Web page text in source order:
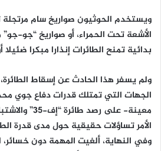
ويستخدم الحوثيون صواريخ سام
الأشعة تحت الحمراء، أو صواريخ “جو-
بدائية تمنح الطائرات إنذارا مبكرا ضئيلا
ولم يسفر هذا الحادث عن إسقاط الطائرة،
الجهات التي تمتلك قدرات دفاع جوي
معينة- على رصد
الأمر تساؤلات حقيقية حول مدى قدرة
وفي النهاية، ألغيت المهمة دون